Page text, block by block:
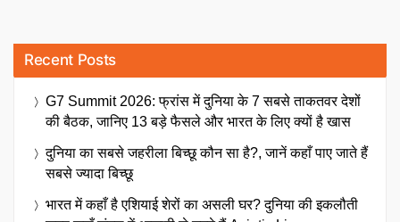
Recent Posts
G7 Summit 2026: फ्रांस में दुनिया के 7 सबसे ताकतवर देशों
की बैठक, जानिए 13 बड़े फैसले और भारत के लिए क्यों है खास
दुनिया का सबसे जहरीला बिच्छू कौन सा है?, जानें कहाँ पाए जाते हैं
सबसे ज्यादा बिच्छू
भारत में कहाँ है एशियाई शेरों का असली घर? दुनिया की इकलौती